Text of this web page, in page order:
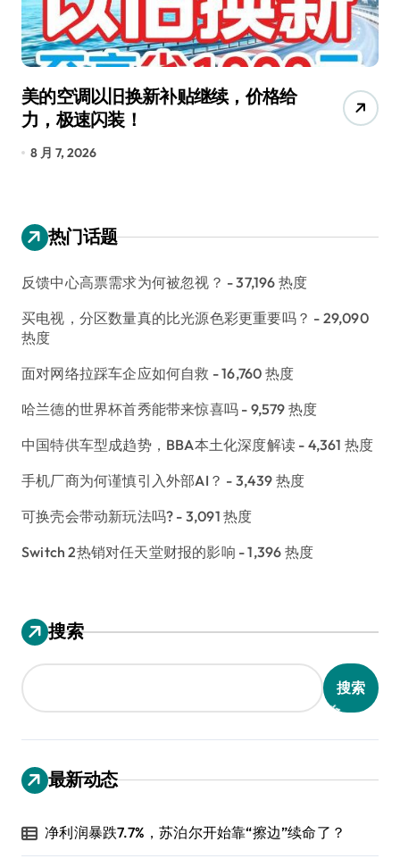
美的空调以旧换新补贴继续，价格给
力，极速闪装！
8 月 7, 2026
热门话题
反馈中心高票需求为何被忽视？ - 37,196 热度
买电视，分区数量真的比光源色彩更重要吗？ - 29,090
热度
面对网络拉踩车企应如何自救 - 16,760 热度
哈兰德的世界杯首秀能带来惊喜吗 - 9,579 热度
中国特供车型成趋势，BBA本土化深度解读 - 4,361 热度
手机厂商为何谨慎引入外部AI？ - 3,439 热度
可换壳会带动新玩法吗? - 3,091 热度
Switch 2热销对任天堂财报的影响 - 1,396 热度
搜索
搜索
最新动态
净利润暴跌7.7%，苏泊尔开始靠“擦边”续命了？